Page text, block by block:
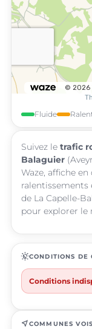
Fluide
Suivez le trafic
Balaguier
Waze, affiche
ralentissements
de La Capelle-
pour explorer le
routineCONDITIONS DE
Conditions
near_meCOMMUNES